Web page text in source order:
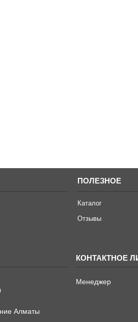
ПОЛЕЗНОЕ
Каталог
Отзывы
Алматы
Менеджер